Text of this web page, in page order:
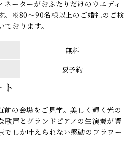
ネーターがおふたりだけのウエディ
。※80～90名様以上のご婚礼のご検
おります。
無料
要予約
前の会場をご見学。美しく輝く光の
歌声とグランドピアノの生演奏が響
でしか叶えられない感動のフラワー